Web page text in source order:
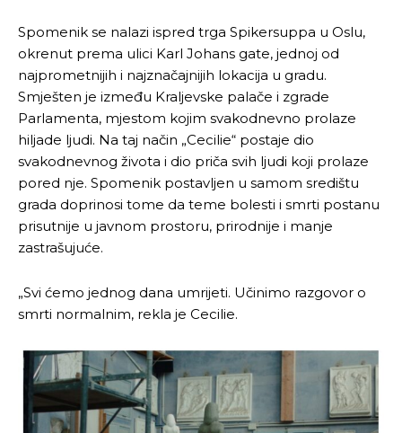
Pusti priču da živi!
Ovim putem želimo da vam se zahvalimo što ste
odlučili da pustite Vašu priču da živi, Redakcija
Objavi.ba
Pusti priču da živi!
Ovim putem želimo da vam se zahvalimo što ste
odlučili da pustite Vašu priču da živi, Redakcija
Objavi.ba
Spomenik se nalazi ispred trga Spikersuppa u Oslu,
okrenut prema ulici Karl Johans gate, jednoj od
najprometnijih i najznačajnijih lokacija u gradu.
Smješten je između Kraljevske palače i zgrade
Parlamenta, mjestom kojim svakodnevno prolaze
hiljade ljudi. Na taj način „Cecilie“ postaje dio
svakodnevnog života i dio priča svih ljudi koji prolaze
pored nje. Spomenik postavljen u samom središtu
grada doprinosi tome da teme bolesti i smrti postanu
prisutnije u javnom prostoru, prirodnije i manje
zastrašujuće.
„Svi ćemo jednog dana umrijeti. Učinimo razgovor o
smrti normalnim, rekla je Cecilie.